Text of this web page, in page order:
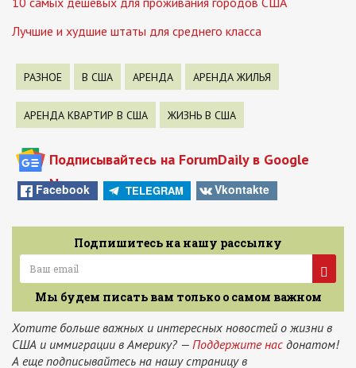
Лучшие и худшие штаты для среднего класса
РАЗНОЕ В США АРЕНДА АРЕНДА ЖИЛЬЯ
АРЕНДА КВАРТИР В США ЖИЗНЬ В США
Подписывайтесь на ForumDaily в Google
News
Facebook TELEGRAM Vkontakte
Подпишитесь на нашу рассылку
Мы будем писать вам только о самом важном
Хотите больше важных и интересных новостей о жизни в
США и иммиграции в Америку? — Поддержите нас донатом!
А еще подписывайтесь на нашу страницу в